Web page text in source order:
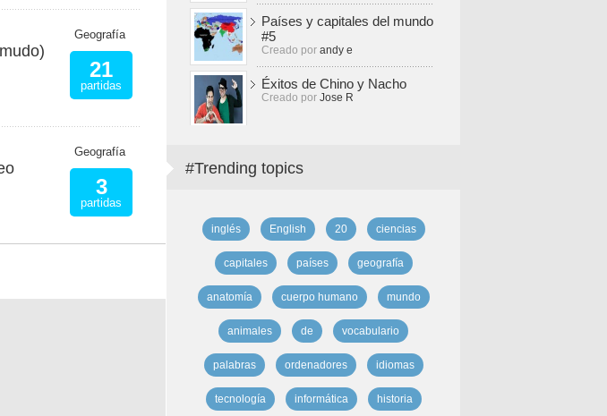
Geografía
21
partidas
Geografía
3
partidas
Países y capitales del mundo
#5
Creado por andy e
Éxitos de Chino y Nacho
Creado por Jose R
#Trending topics
inglés English 20 ciencias
capitales países geografía
anatomía cuerpo humano mundo
animales de vocabulario
palabras ordenadores idiomas
tecnología informática historia